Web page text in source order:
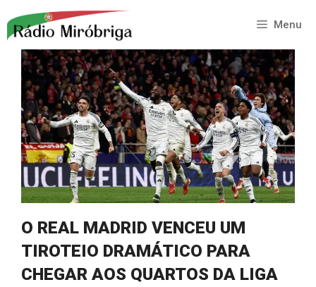
para
conteúdo
Menu
O REAL MADRID VENCEU UM
TIROTEIO DRAMÁTICO PARA
CHEGAR AOS QUARTOS DA LIGA